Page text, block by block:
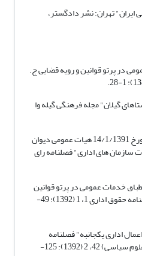
تهران: نشر دادگستر،
در پرتو قوانین و رویه قضایی ج.
گیلان" مجله فرهنگی گیله وا
11."بررس و نقد رای شماره 4 مورخ 14/1/1391 هیات عمومی دیوان
های اداری" فصلنامه رای
خدمات عمومی در پرتو قوانین
و مقررات و رویه قضایی ج. ا" فصنامه حقوق اداری 1، 1 (1392): 49-
اداری یکجانبه" فصلنامه
حقوق (مجله دانشکده حقوق و علوم سیاسی) 42، 2 (1392): 125-